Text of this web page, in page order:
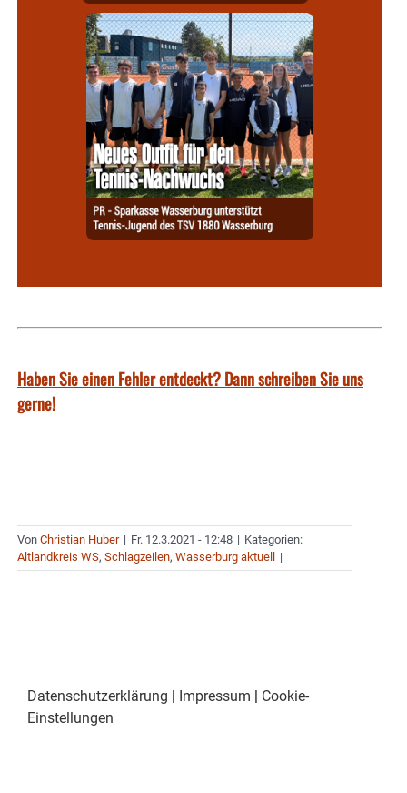
Haben Sie einen Fehler entdeckt? Dann schreiben Sie uns
gerne!
Von Christian Huber | Fr. 12.3.2021 - 12:48 | Kategorien:
Altlandkreis WS, Schlagzeilen, Wasserburg aktuell |
Datenschutzerklärung Impressum
Cookie-
Einstellungen